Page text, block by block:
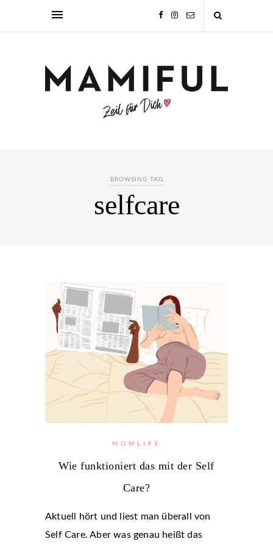
BROWSING TAG
selfcare
MOMLIFE
Wie funktioniert das mit der Self
Care?
Aktuell hört und liest man überall von
Self Care. Aber was genau heißt das